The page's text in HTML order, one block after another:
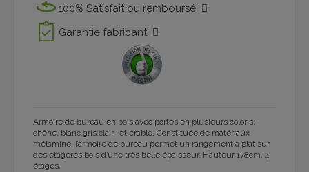
100% Satisfait ou remboursé
Garantie fabricant
Armoire de bureau en bois avec portes en plusieurs coloris:
chêne, blanc,gris clair, et érable. Constituée de matériaux
mélamine, l’armoire de bureau permet un rangement à plat sur
des étagères bois d’une très belle épaisseur. Hauteur 178cm. 4
étages.